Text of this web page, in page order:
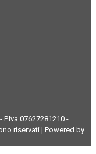
P.Iva 07627281210 -
riservati | Powered by